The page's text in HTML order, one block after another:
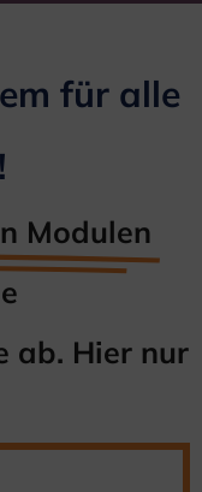
für alle
Modulen
ab. Hier nur